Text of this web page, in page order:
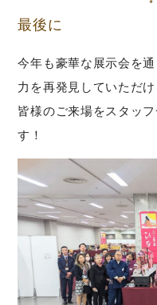
最後に
今年も豪華な展示会を
力を再発見していただ
皆様のご来場をスタッ
す！